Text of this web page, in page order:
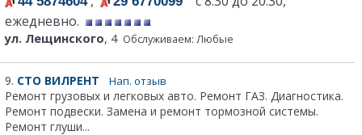
ежедневно.
ул. Лещинского, 4 Обслуживаем: Любые
9. СТО ВИЛРЕНТ Нап. отзыв
Ремонт грузовых и легковых авто. Ремонт ГАЗ. Диагностика.
Ремонт подвески. Замена и ремонт тормозной системы.
Ремонт глуши...